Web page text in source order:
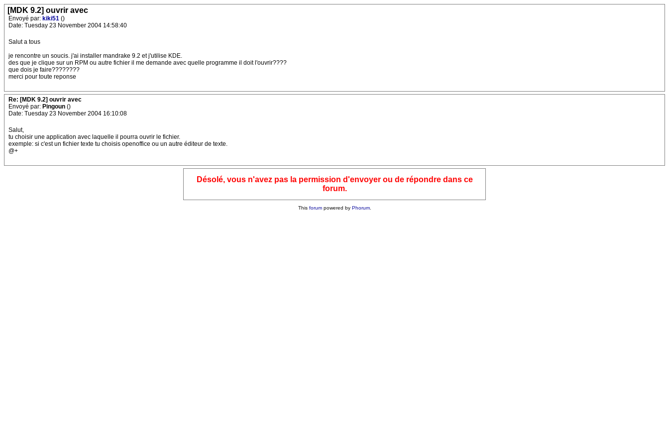
[MDK 9.2] ouvrir avec
Envoyé par: kiki51 ()
Date: Tuesday 23 November 2004 14:58:40
Salut a tous
je rencontre un soucis. j'ai installer mandrake 9.2 et j'utilise KDE.
des que je clique sur un RPM ou autre fichier il me demande avec quelle programme il doit l'ouvrir????
que dois je faire????????
merci pour toute reponse
Re: [MDK 9.2] ouvrir avec
Envoyé par: Pingoun ()
Date: Tuesday 23 November 2004 16:10:08
Salut,
tu choisir une application avec laquelle il pourra ouvrir le fichier.
exemple: si c'est un fichier texte tu choisis openoffice ou un autre éditeur de texte.
@+
Désolé, vous n'avez pas la permission d'envoyer ou de répondre dans ce
forum.
This forumpowered by Phorum.